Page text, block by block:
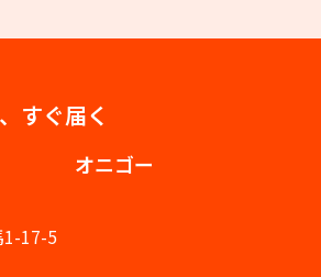
すぐ届く
オニゴー
1-17-5